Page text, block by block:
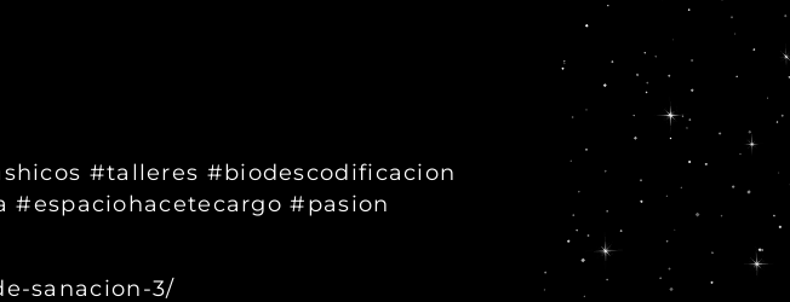
#talleres #biodescodificacion
#pasion
sanacion-3/